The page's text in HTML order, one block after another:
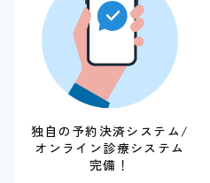
独自の予約決済システム/
オンライン診療システム
完備！